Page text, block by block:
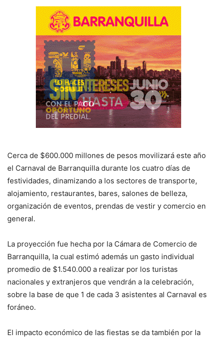
Cerca de $600.000 millones de pesos movilizará este año
el Carnaval de Barranquilla durante los cuatro días de
festividades, dinamizando a los sectores de transporte,
alojamiento, restaurantes, bares, salones de belleza,
organización de eventos, prendas de vestir y comercio en
general.
La proyección fue hecha por la Cámara de Comercio de
Barranquilla, la cual estimó además un gasto individual
promedio de $1.540.000 a realizar por los turistas
nacionales y extranjeros que vendrán a la celebración,
sobre la base de que 1 de cada 3 asistentes al Carnaval es
foráneo.
El impacto económico de las fiestas se da también por la